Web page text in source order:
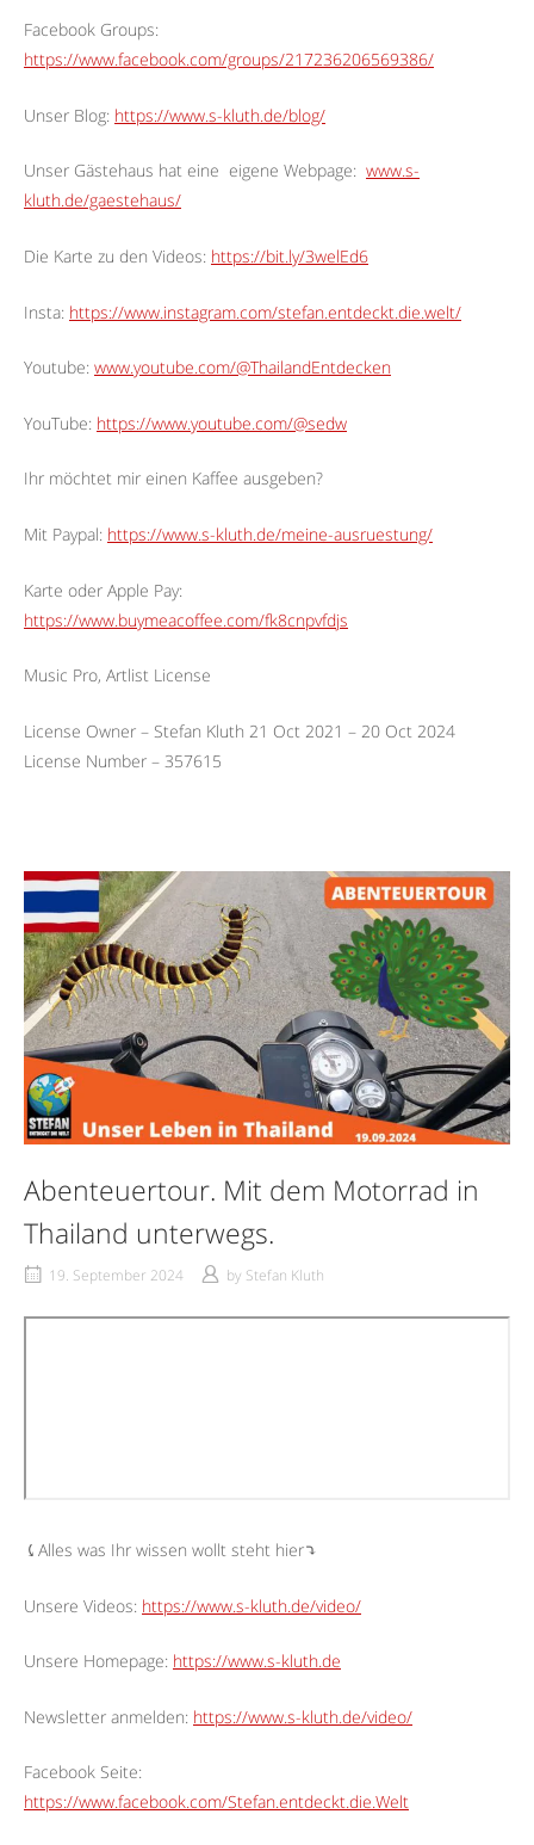
Facebook Groups:
https://www.facebook.com/groups/217236206569386/
Unser Blog: https://www.s-kluth.de/blog/
Unser Gästehaus hat eine eigene Webpage: www.s-
kluth.de/gaestehaus/
Die Karte zu den Videos: https://bit.ly/3welEd6
Insta: https://www.instagram.com/stefan.entdeckt.die.welt/
Youtube: www.youtube.com/@ThailandEntdecken
YouTube: https://www.youtube.com/@sedw
Ihr möchtet mir einen Kaffee ausgeben?
Mit Paypal: https://www.s-kluth.de/meine-ausruestung/
Karte oder Apple Pay:
https://www.buymeacoffee.com/fk8cnpvfdjs
Music Pro, Artlist License
License Owner – Stefan Kluth 21 Oct 2021 – 20 Oct 2024
License Number – 357615
Abenteuertour. Mit dem Motorrad in
Thailand unterwegs.
19. September 2024 by Stefan Kluth
⤹Alles was Ihr wissen wollt steht hier⤵︎
Unsere Videos: https://www.s-kluth.de/video/
Unsere Homepage: https://www.s-kluth.de
Newsletter anmelden: https://www.s-kluth.de/video/
Facebook Seite:
https://www.facebook.com/Stefan.entdeckt.die.Welt